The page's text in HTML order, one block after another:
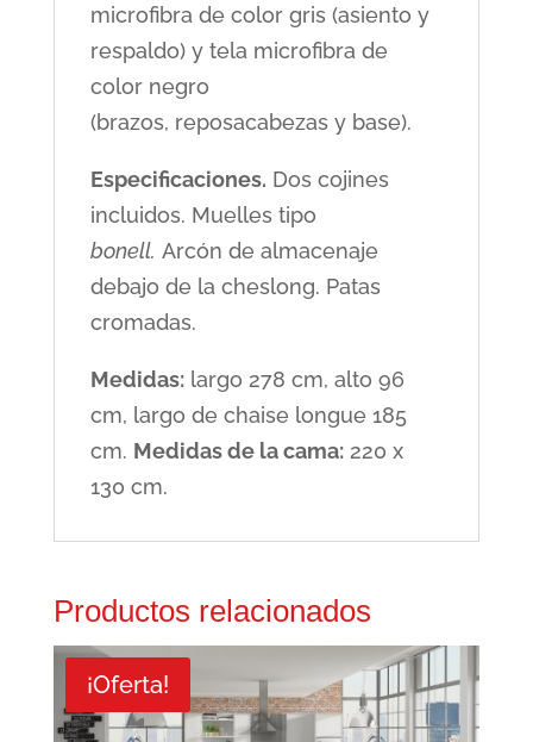
microfibra de color gris (asiento y
respaldo) y tela microfibra de
color negro
(brazos, reposacabezas y base).
Especificaciones. Dos cojines
incluidos. Muelles tipo
bonell. Arcón de almacenaje
debajo de la cheslong. Patas
cromadas.
Medidas:largo 278 cm, alto 96
cm, largo de chaise longue 185
cm. Medidas de la cama:220 x
130 cm.
Productos relacionados
¡Oferta!